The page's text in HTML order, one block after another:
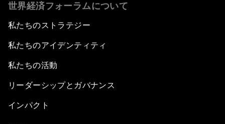
世界経済フォーラムについて
私たちのストラテジー
私たちのアイデンティティ
私たちの活動
リーダーシップとガバナンス
インパクト